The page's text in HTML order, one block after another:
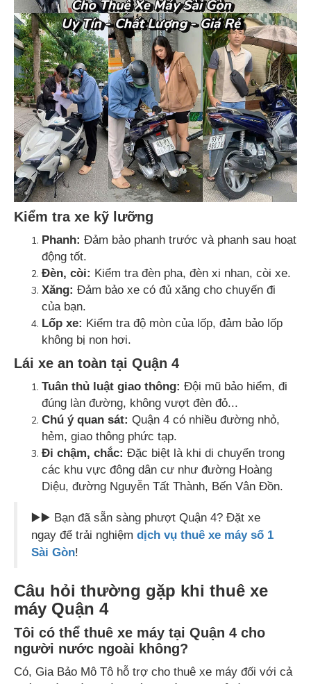
Kiểm tra xe kỹ lưỡng
Phanh: Đảm bảo phanh trước và phanh sau hoạt
động tốt.
Đèn, còi: Kiểm tra đèn pha, đèn xi nhan, còi xe.
Xăng: Đảm bảo xe có đủ xăng cho chuyến đi
của bạn.
Lốp xe: Kiểm tra độ mòn của lốp, đảm bảo lốp
không bị non hơi.
Lái xe an toàn tại Quận 4
Tuân thủ luật giao thông: Đội mũ bảo hiểm, đi
đúng làn đường, không vượt đèn đỏ...
Chú ý quan sát: Quận 4 có nhiều đường nhỏ,
hẻm, giao thông phức tạp.
Đi chậm, chắc: Đặc biệt là khi di chuyển trong
các khu vực đông dân cư như đường Hoàng
Diệu, đường Nguyễn Tất Thành, Bến Vân Đồn.
▶️▶️ Bạn đã sẵn sàng phượt Quận 4? Đặt xe
ngay để trải nghiệm dịch vụ thuê xe máy số 1
Sài Gòn!
Câu hỏi thường gặp khi thuê xe
máy Quận 4
Tôi có thể thuê xe máy tại Quận 4 cho
người nước ngoài không?
Có, Gia Bảo Mô Tô hỗ trợ cho thuê xe máy đối với cả